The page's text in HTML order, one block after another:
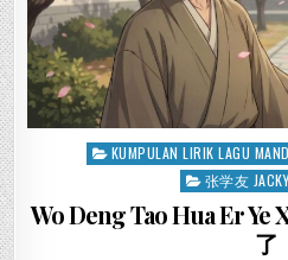
Posted
KUMPULAN LIRIK LAGU
张学友
Wo Deng Tao Hua Er Ye
了